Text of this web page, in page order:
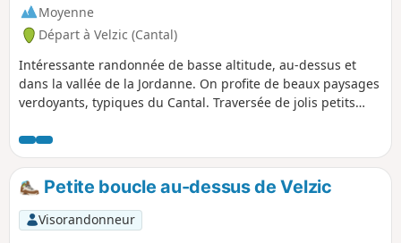
Moyenne
Départ à Velzic (Cantal)
Intéressante randonnée de basse altitude, au-dessus et
dans la vallée de la Jordanne. On profite de beaux paysages
verdoyants, typiques du Cantal. Traversée de jolis petits
Petite boucle au-dessus de Velzic
Visorandonneur